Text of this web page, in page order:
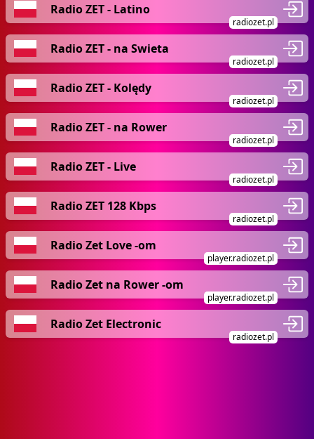
Radio ZET - Latino
radiozet.pl
Radio ZET - na Swieta
radiozet.pl
Radio ZET - Kolędy
radiozet.pl
Radio ZET - na Rower
radiozet.pl
Radio ZET - Live
radiozet.pl
Radio ZET 128 Kbps
radiozet.pl
Radio Zet Love -om
player.radiozet.pl
Radio Zet na Rower -om
player.radiozet.pl
Radio Zet Electronic
radiozet.pl